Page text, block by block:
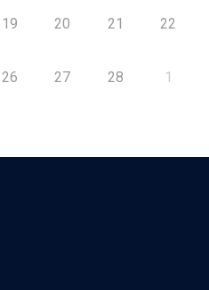
19 20 21 22
26 27 28 1